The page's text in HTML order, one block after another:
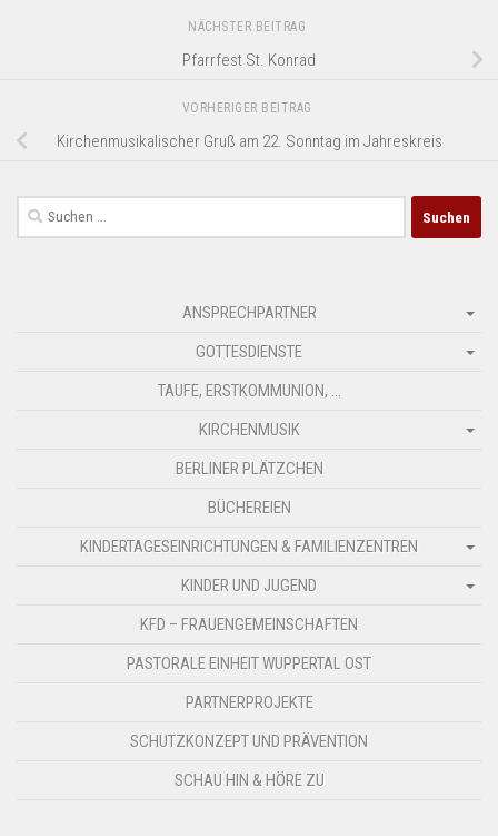
NÄCHSTER BEITRAG
Pfarrfest St. Konrad
VORHERIGER BEITRAG
Kirchenmusikalischer Gruß am 22. Sonntag im Jahreskreis
Suchen
nach:
ANSPRECHPARTNER
GOTTESDIENSTE
TAUFE, ERSTKOMMUNION, …
KIRCHENMUSIK
BERLINER PLÄTZCHEN
BÜCHEREIEN
KINDERTAGESEINRICHTUNGEN & FAMILIENZENTREN
KINDER UND JUGEND
KFD – FRAUENGEMEINSCHAFTEN
PASTORALE EINHEIT WUPPERTAL OST
PARTNERPROJEKTE
SCHUTZKONZEPT UND PRÄVENTION
SCHAU HIN & HÖRE ZU